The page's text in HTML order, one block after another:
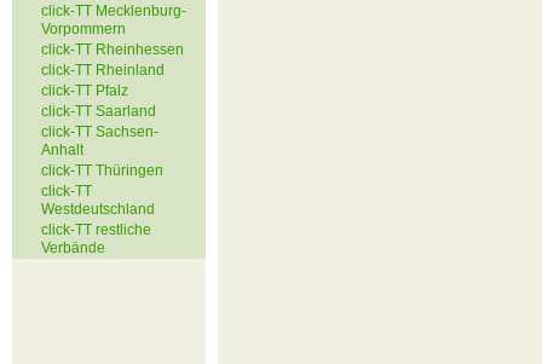
click-TT Mecklenburg-
Vorpommern
click-TT Rheinhessen
click-TT Rheinland
click-TT Pfalz
click-TT Saarland
click-TT Sachsen-
Anhalt
click-TT Thüringen
click-TT
Westdeutschland
click-TT restliche
Verbände